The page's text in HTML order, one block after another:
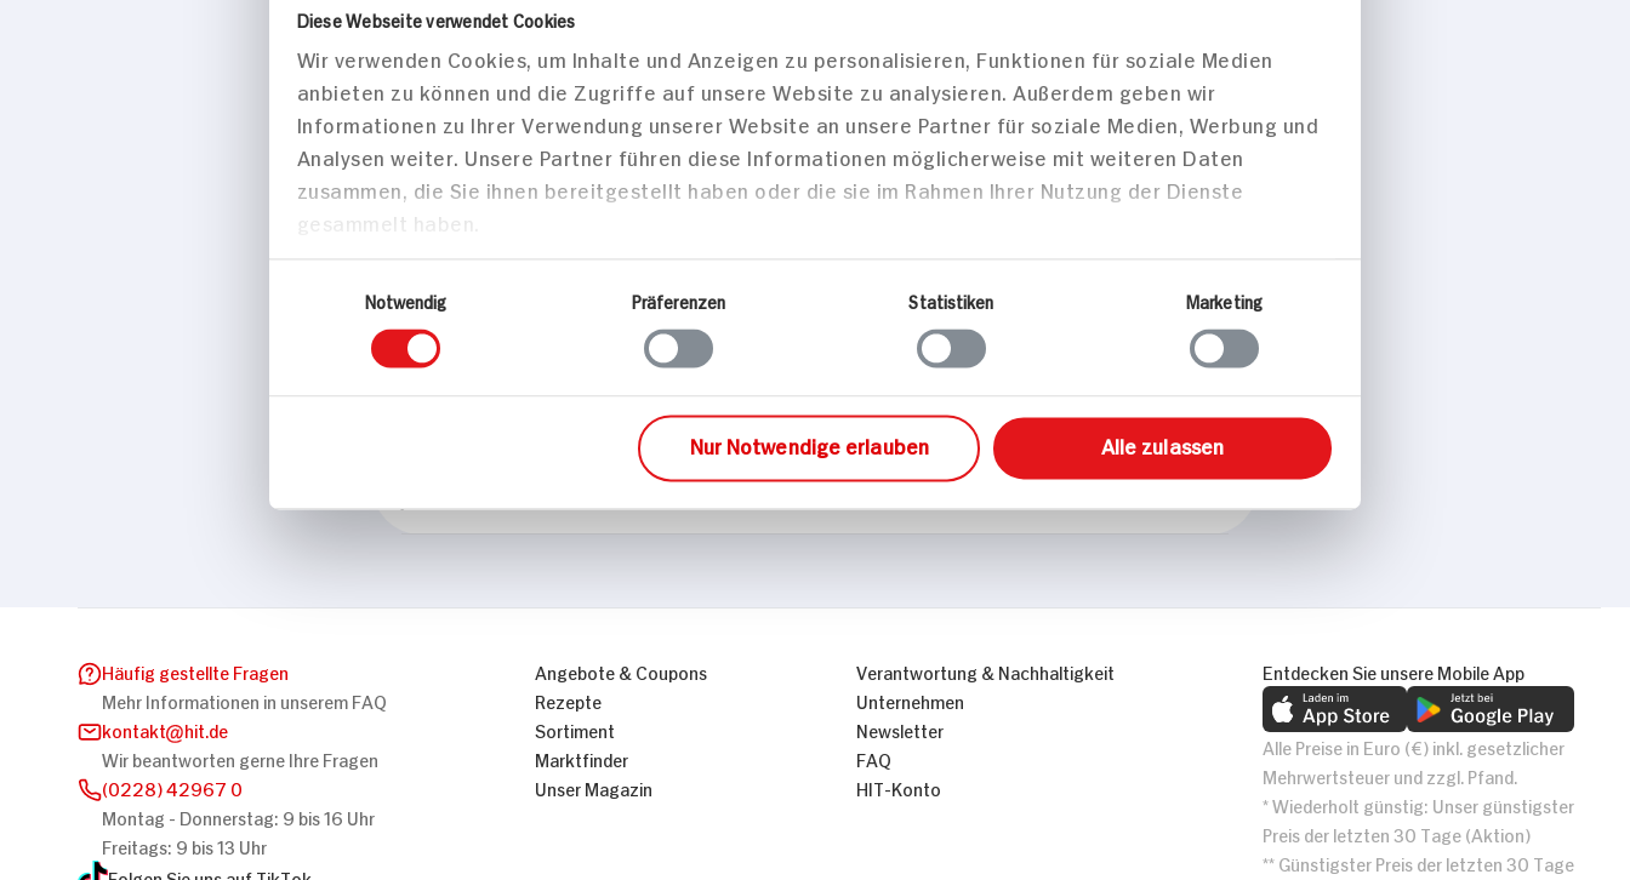
Diese Webseite verwendet Cookies
Wir verwenden Cookies, um Inhalte und Anzeigen zu personalisieren, Funktionen für soziale Medien
anbieten zu können und die Zugriffe auf unsere Website zu analysieren. Außerdem geben wir
Informationen zu Ihrer Verwendung unserer Website an unsere Partner für soziale Medien, Werbung und
Analysen weiter. Unsere Partner führen diese Informationen möglicherweise mit weiteren Daten
zusammen, die Sie ihnen bereitgestellt haben oder die sie im Rahmen Ihrer Nutzung der Dienste
gesammelt haben.
Notwendig
Präferenzen Statistiken Marketing
Nur Notwendige erlauben Alle zulassen
ja! Hähnchen Filetsteaks
400g Packung
Markt finden
Bitte wählen Sie einen Markt aus,
Eigenschaften
Häufig gestellte Fragen
Mehr Informationen in unserem FAQ
kontakt
hit.de
Wir beantworten gerne Ihre Fragen
(0228) 42967 0
Montag - Donnerstag: 9 bis 16 Uhr
Freitags: 9 bis 13 Uhr
Angebote & Coupons
Rezepte
Sortiment
Marktfinder
Unser Magazin
Verantwortung & Nachhaltigkeit
Unternehmen
Newsletter
FAQ
HIT-Konto
Entdecken Sie unsere Mobile App
Alle Preise in Euro (€) inkl. gesetzlicher
Mehrwertsteuer und zzgl. Pfand.
* Wiederholt günstig: Unser günstigster
Preis der letzten 30 Tage (Aktion)
** Günstigster Preis der letzten 30 Tage